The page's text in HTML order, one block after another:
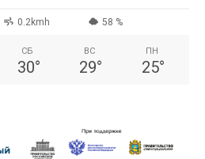
0.2kmh 58 %
СБ
30°
ВС
29°
ПН
25°